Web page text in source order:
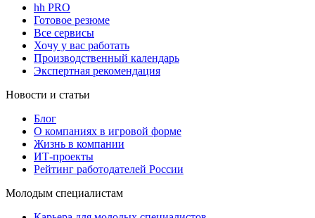
hh PRO
Готовое резюме
Все сервисы
Хочу у вас работать
Производственный календарь
Экспертная рекомендация
Новости и статьи
Блог
О компаниях в игровой форме
Жизнь в компании
ИТ-проекты
Рейтинг работодателей России
Молодым специалистам